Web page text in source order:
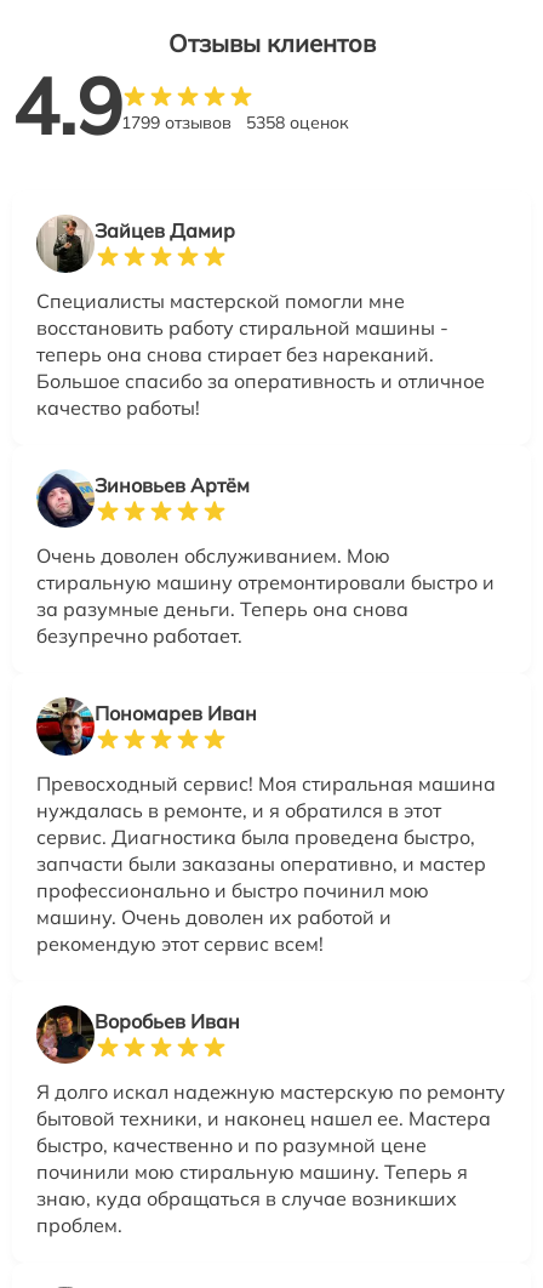
Отзывы клиентов
4.91799 отзывов 5358 оценок
Зайцев Дамир
Специалисты мастерской помогли мне
восстановить работу стиральной машины -
теперь она снова стирает без нареканий.
Большое спасибо за оперативность и отличное
качество работы!
Зиновьев Артём
Очень доволен обслуживанием. Мою
стиральную машину отремонтировали быстро и
за разумные деньги. Теперь она снова
безупречно работает.
Пономарев Иван
Превосходный сервис! Моя стиральная машина
нуждалась в ремонте, и я обратился в этот
сервис. Диагностика была проведена быстро,
запчасти были заказаны оперативно, и мастер
профессионально и быстро починил мою
машину. Очень доволен их работой и
рекомендую этот сервис всем!
Воробьев Иван
Я долго искал надежную мастерскую по ремонту
бытовой техники, и наконец нашел ее. Мастера
быстро, качественно и по разумной цене
починили мою стиральную машину. Теперь я
знаю, куда обращаться в случае возникших
проблем.